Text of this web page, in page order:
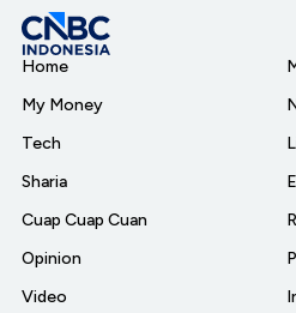
Home
My Money
Tech
Sharia
Cuap Cuap Cuan
Opinion
Video